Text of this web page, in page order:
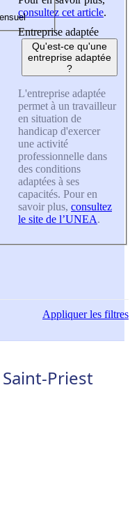
consultez cet article.
Entreprise adaptée
Qu'est-ce qu'une
entreprise adaptée
?
L'entreprise adaptée
permet à un travailleur
en situation de
handicap d'exercer
une activité
professionnelle dans
des conditions
adaptées à ses
capacités. Pour en
savoir plus, consultez
le site de l’UNEA.
Appliquerles filtres
Priest